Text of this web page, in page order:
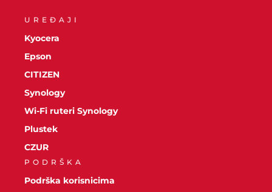
UREĐAJI
Kyocera
Epson
CITIZEN
Synology
Wi-Fi ruteri Synology
Plustek
CZUR
PODRŠKA
Podrška korisnicima